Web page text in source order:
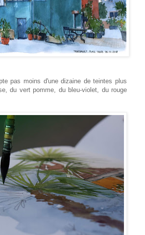
pas moins d'une dizaine de teintes plus
du vert pomme, du bleu-violet, du rouge